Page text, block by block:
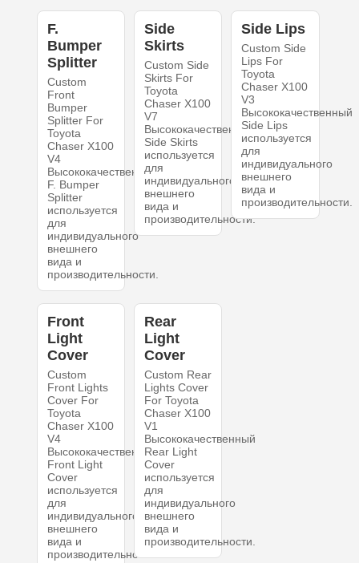
F.
Bumper
Splitter
Custom
Front
Bumper
Splitter For
Toyota
Chaser X100
V4
Высококачественный
F. Bumper
Splitter
используется
для
индивидуального
внешнего
вида и
производительности.
Side
Skirts
Custom Side
Skirts For
Toyota
Chaser X100
V7
Высококачественный
Side Skirts
используется
для
индивидуального
внешнего
вида и
производительности.
Side Lips
Custom Side
Lips For
Toyota
Chaser X100
V3
Высококачественный
Side Lips
используется
для
индивидуального
внешнего
вида и
производительности.
Front
Light
Cover
Custom
Front Lights
Cover For
Toyota
Chaser X100
V4
Высококачественный
Front Light
Cover
используется
для
индивидуального
внешнего
вида и
производительности.
Rear
Light
Cover
Custom Rear
Lights Cover
For Toyota
Chaser X100
V1
Высококачественный
Rear Light
Cover
используется
для
индивидуального
внешнего
вида и
производительности.